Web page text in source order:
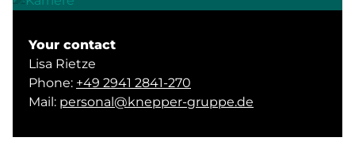
Your contact
Lisa Rietze
Phone: +49 2941 2841-270
Mail: personal@knepper-gruppe.de